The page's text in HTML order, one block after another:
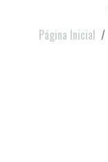
Página Inicial